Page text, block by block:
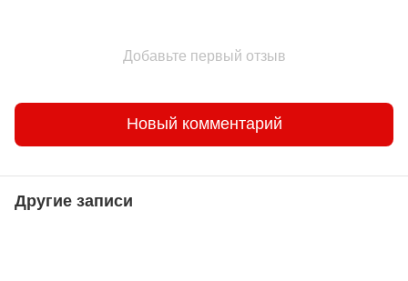
Добавьте первый отзыв
Новый комментарий
Другие записи